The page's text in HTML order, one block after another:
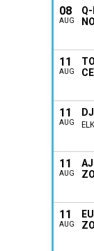
08
AUG
11
AUG
11
AUG
11
AUG
AJ
11
AUG